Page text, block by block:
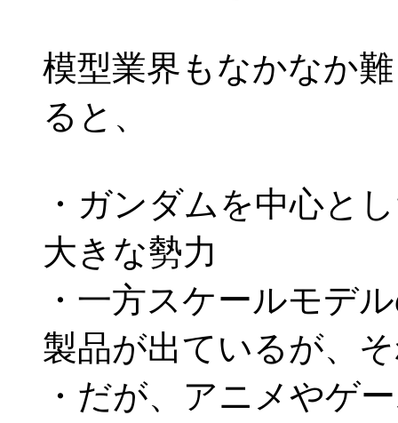
模型業界もなかなか
ると、
・ガンダムを中心と
大きな勢力
・一方スケールモデ
製品が出ているが、
・だが、アニメやゲ